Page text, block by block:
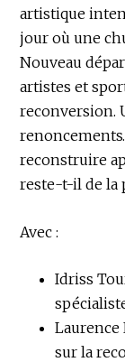
artistique
jour où une
Nouveau
artistes et
reconversion.
reconstruire
reste-t-il de la
Avec :
Idriss
Laurence
sur la